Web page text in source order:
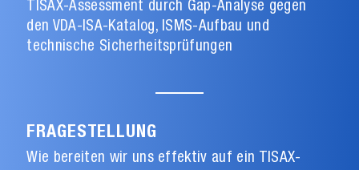
TISAX-Assessment durch Gap-Analyse gegen
den VDA-ISA-Katalog, ISMS-Aufbau und
technische Sicherheitsprüfungen
FRAGESTELLUNG
Wie bereiten wir uns effektiv auf ein TISAX-